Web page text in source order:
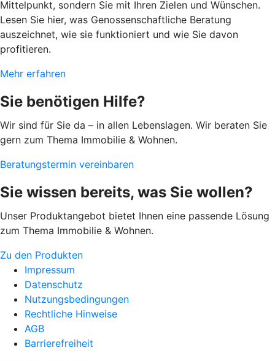
Mittelpunkt, sondern Sie mit Ihren Zielen und Wünschen.
Lesen Sie hier, was Genossenschaftliche Beratung
auszeichnet, wie sie funktioniert und wie Sie davon
profitieren.
Mehr erfahren
Sie benötigen Hilfe?
Wir sind für Sie da – in allen Lebenslagen. Wir beraten Sie
gern zum Thema Immobilie & Wohnen.
Beratungstermin vereinbaren
Sie wissen bereits, was Sie wollen?
Unser Produktangebot bietet Ihnen eine passende Lösung
zum Thema Immobilie & Wohnen.
Zu den Produkten
Impressum
Datenschutz
Nutzungsbedingungen
Rechtliche Hinweise
AGB
Barrierefreiheit